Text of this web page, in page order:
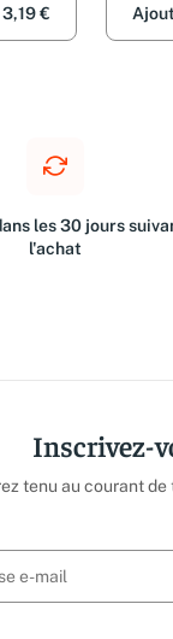
3,19 €
les 30 jours
l'achat
Inscrivez-
tenu au courant